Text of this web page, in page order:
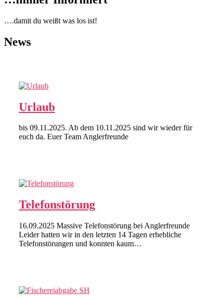
….damit du weißt was los ist!
News
Urlaub
bis 09.11.2025. Ab dem 10.11.2025 sind wir wieder für
euch da. Euer Team Anglerfreunde
Telefonstörung
16.09.2025 Massive Telefonstörung bei Anglerfreunde
Leider hatten wir in den letzten 14 Tagen erhebliche
Telefonstörungen und konnten kaum…